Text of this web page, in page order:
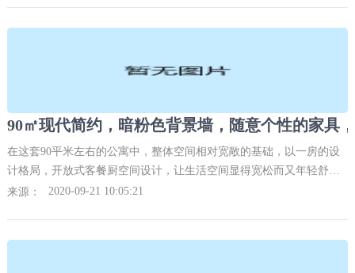
在这套90平米左右的公寓中，整体空间相对宽敞的基础，以一房的设
计格局，开放式客餐厨空间设计，让生活空间显得宽松而又年轻舒
适。以暗粉色的背景墙设计，家具布置上也是比较随性简洁，营造出
来源： 2020-09-21 10:05:21